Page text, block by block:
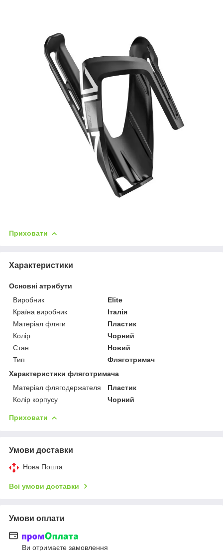
Приховати
Характеристики
Основні атрибути
Виробник
Elite
Країна виробник
Італія
Матеріал фляги
Пластик
Колір
Чорний
Стан
Новий
Тип
Фляготримач
Характеристики фляготримача
Матеріал флягодержателя
Пластик
Колір корпусу
Чорний
Приховати
Умови доставки
Нова Пошта
Всі умови доставки
Умови оплати
Ви отримаєте замовлення